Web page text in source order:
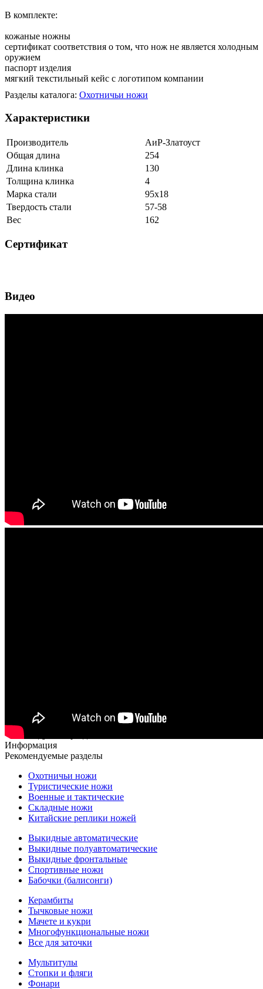
В комплекте:
кожаные ножны
сертификат соответствия о том, что нож не является холодным
оружием
паспорт изделия
мягкий текстильный кейс с логотипом компании
Разделы каталога: Охотничьи ножи
Характеристики
Производитель
АиР-Златоуст
Общая длина
254
Длина клинка
130
Толщина клинка
4
Марка стали
95х18
Твердость стали
57-58
Вес
162
Сертификат
Видео
Рекомендуемые разделы
Информация
Рекомендуемые разделы
Охотничьи ножи
Туристические ножи
Военные и тактические
Складные ножи
Китайские реплики ножей
Выкидные автоматические
Выкидные полуавтоматические
Выкидные фронтальные
Спортивные ножи
Бабочки (балисонги)
Керамбиты
Тычковые ножи
Мачете и кукри
Многофункциональные ножи
Все для заточки
Мультитулы
Стопки и фляги
Фонари